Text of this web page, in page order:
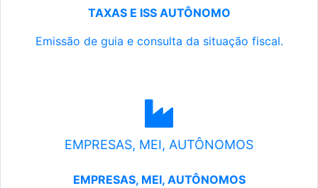
TAXAS E ISS AUTÔNOMO
Emissão de guia e consulta da situação fiscal.
EMPRESAS, MEI, AUTÔNOMOS
EMPRESAS, MEI, AUTÔNOMOS